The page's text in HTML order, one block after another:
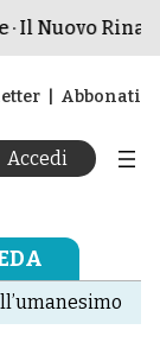
Il Nuovo
Abbonati
Accedi